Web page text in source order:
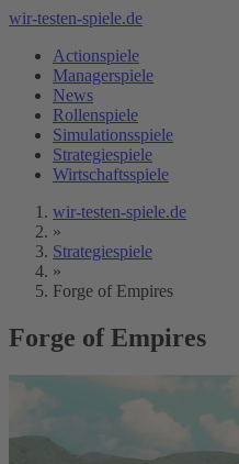
wir-testen-spiele.de
Actionspiele
Managerspiele
News
Rollenspiele
Simulationsspiele
Strategiespiele
Wirtschaftsspiele
wir-testen-spiele.de
»
Strategiespiele
»
Forge of Empires
Forge of Empires